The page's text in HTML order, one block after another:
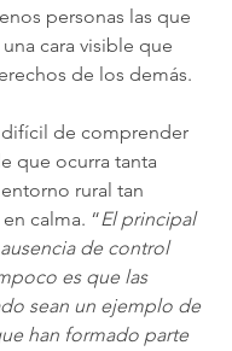
personas las que
cara visible que
de los demás.
difícil de comprender
que ocurra tanta
rural tan
calma. “El principal
de control
es que las
sean un ejemplo de
han formado parte